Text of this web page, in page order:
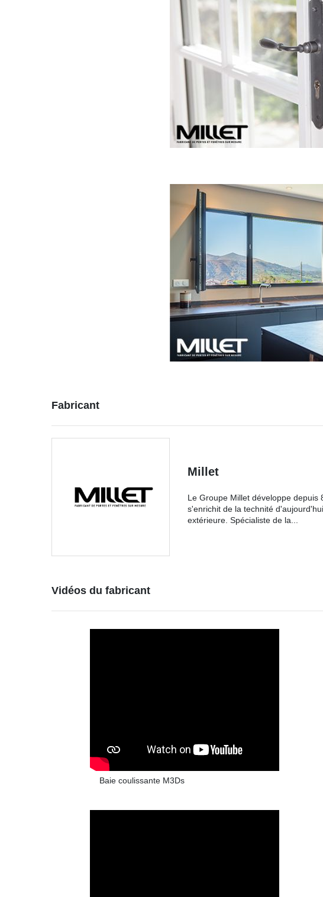
Fabricant
Millet
Le Groupe Millet développe
s'enrichit de la technité
extérieure. Spécialiste de la...
Vidéos du fabricant
Baie coulissante M3Ds